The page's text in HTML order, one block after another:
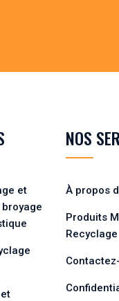
et
NOS
À propos
Produits
Recyclage